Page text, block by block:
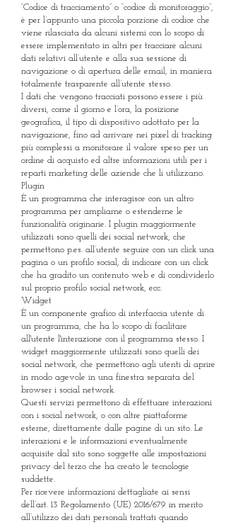
“Codice di tracciamento” o “codice di monitoraggio”,
è per l’appunto una piccola porzione di codice che
viene rilasciata da alcuni sistemi con lo scopo di
essere implementato in altri per tracciare alcuni
dati relativi all’utente e alla sua sessione di
navigazione o di apertura delle email, in maniera
totalmente trasparente all’utente stesso.
I dati che vengono tracciati possono essere i più
diversi, come il giorno e l’ora, la posizione
geografica, il tipo di dispositivo adottato per la
navigazione, fino ad arrivare nei pixel di tracking
più complessi a monitorare il valore speso per un
ordine di acquisto ed altre informazioni utili per i
reparti marketing delle aziende che li utilizzano.
Plugin
È un programma che interagisce con un altro
programma per ampliarne o estenderne le
funzionalità originarie. I plugin maggiormente
utilizzati sono quelli dei social network, che
permettono p.es. all’utente seguire con un click una
pagina o un profilo social, di indicare con un click
che ha gradito un contenuto web e di condividerlo
sul proprio profilo social network, ecc.
Widget
È un componente grafico di interfaccia utente di
un programma, che ha lo scopo di facilitare
all'utente l'interazione con il programma stesso. I
widget maggiormente utilizzati sono quelli dei
social network, che permettono agli utenti di aprire
in modo agevole in una finestra separata del
browser i social network.
Questi servizi permettono di effettuare interazioni
con i social network, o con altre piattaforme
esterne, direttamente dalle pagine di un sito. Le
interazioni e le informazioni eventualmente
acquisite dal sito sono soggette alle impostazioni
privacy del terzo che ha creato le tecnologie
suddette.
Per ricevere informazioni dettagliate ai sensi
dell’art. 13 Regolamento (UE) 2016/679 in merito
all’utilizzo dei dati personali trattati quando